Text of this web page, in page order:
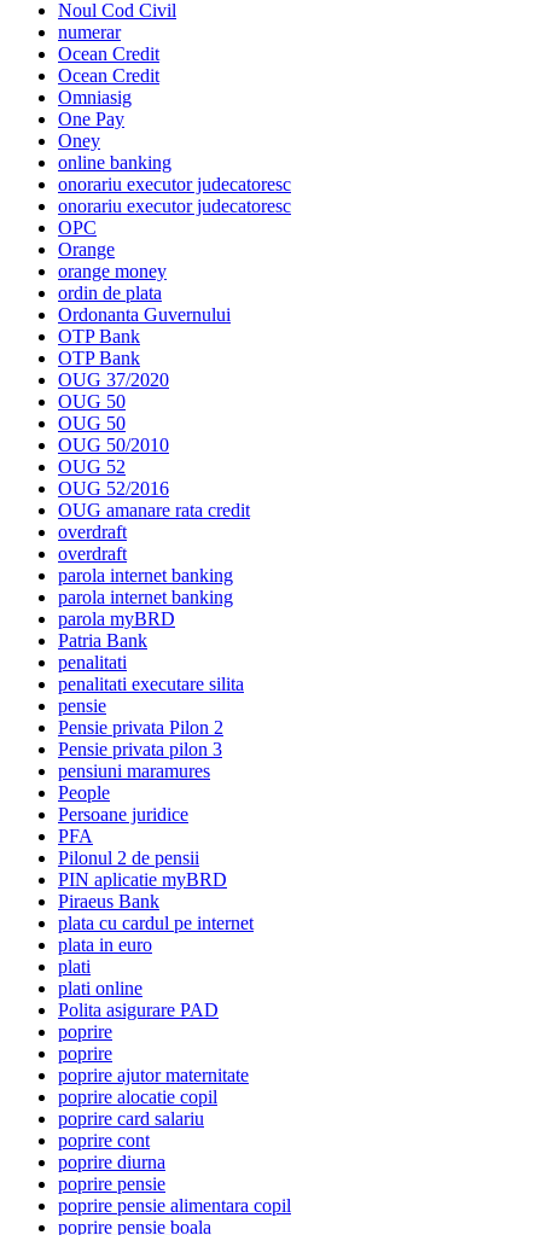
Noul Cod Civil
numerar
Ocean Credit
Ocean Credit
Omniasig
One Pay
Oney
online banking
onorariu executor judecatoresc
onorariu executor judecatoresc
OPC
Orange
orange money
ordin de plata
Ordonanta Guvernului
OTP Bank
OTP Bank
OUG 37/2020
OUG 50
OUG 50
OUG 50/2010
OUG 52
OUG 52/2016
OUG amanare rata credit
overdraft
overdraft
parola internet banking
parola internet banking
parola myBRD
Patria Bank
penalitati
penalitati executare silita
pensie
Pensie privata Pilon 2
Pensie privata pilon 3
pensiuni maramures
People
Persoane juridice
PFA
Pilonul 2 de pensii
PIN aplicatie myBRD
Piraeus Bank
plata cu cardul pe internet
plata in euro
plati
plati online
Polita asigurare PAD
poprire
poprire
poprire ajutor maternitate
poprire alocatie copil
poprire card salariu
poprire cont
poprire diurna
poprire pensie
poprire pensie alimentara copil
poprire pensie boala